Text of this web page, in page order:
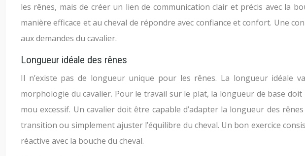
les rênes, mais de créer un lien de communication clair et précis avec la
manière efficace et au cheval de répondre avec confiance et confort. Une
aux demandes du cavalier.
Longueur idéale des rênes
Il n’existe pas de longueur unique pour les rênes. La longueur idéale
morphologie du cavalier. Pour le travail sur le plat, la longueur de base
mou excessif. Un cavalier doit être capable d’adapter la longueur des
transition ou simplement ajuster l’équilibre du cheval. Un bon exercice
réactive avec la bouche du cheval.